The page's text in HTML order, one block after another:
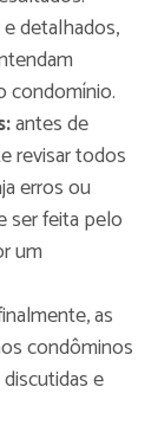
detalhados,
condomínio.
antes de
revisar todos
erros ou
ser feita pelo
um
as
condôminos
e